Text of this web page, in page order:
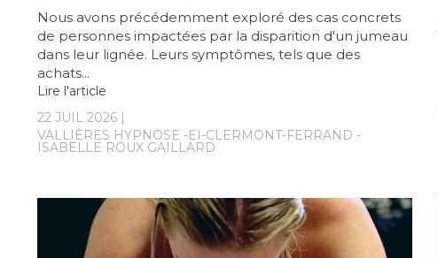
Nous avons précédemment exploré des cas concrets
de personnes impactées par la disparition d'un jumeau
dans leur lignée. Leurs symptômes, tels que des
achats...
Lire l'article
22 JUIL 2026
VALLIÈRES HYPNOSE -EI-CLERMONT-FERRAND -
ISABELLE ROUX GAILLARD